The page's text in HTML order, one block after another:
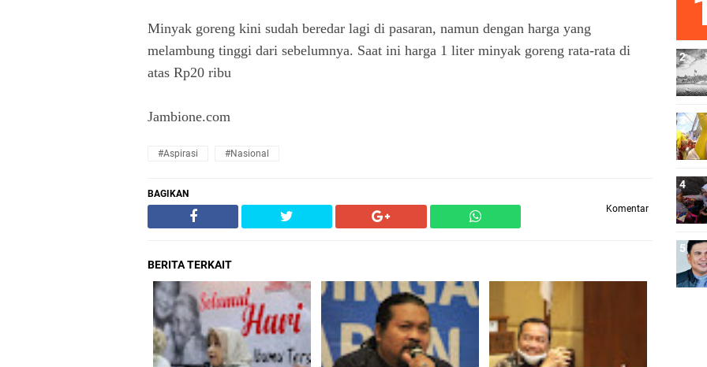
Minyak goreng kini sudah beredar lagi di pasaran, namun dengan harga yang
melambung tinggi dari sebelumnya. Saat ini harga 1 liter minyak goreng rata-rata di
atas Rp20 ribu
Jambione.com
#Aspirasi #Nasional
BAGIKAN
Komentar
BERITA TERKAIT